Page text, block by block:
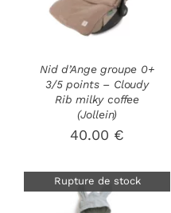
Nid d’Ange groupe 0+
3/5 points – Cloudy
Rib milky coffee
(Jollein)
40.00 €
Rupture de stock